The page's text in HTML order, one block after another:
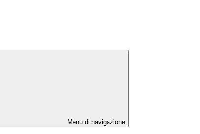
Menu di navigazione